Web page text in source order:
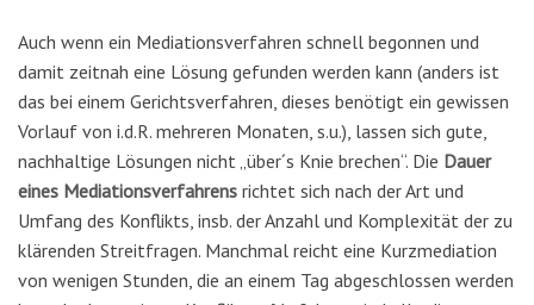
Auch wenn ein Mediationsverfahren schnell begonnen und
damit zeitnah eine Lösung gefunden werden kann (anders ist
das bei einem Gerichtsverfahren, dieses benötigt ein gewissen
Vorlauf von i.d.R. mehreren Monaten, s.u.), lassen sich gute,
nachhaltige Lösungen nicht „über´s Knie brechen“. Die Dauer
eines Mediationsverfahrens richtet sich nach der Art und
Umfang des Konflikts, insb. der Anzahl und Komplexität der zu
klärenden Streitfragen. Manchmal reicht eine Kurzmediation
von wenigen Stunden, die an einem Tag abgeschlossen werden